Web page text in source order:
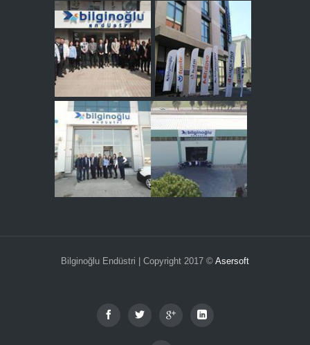
Bilginoğlu Endüstri | Copyright 2017 © Asersoft